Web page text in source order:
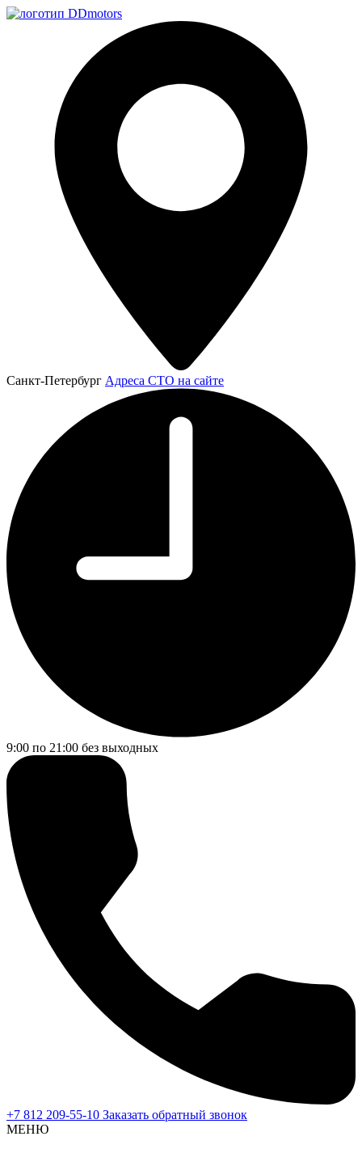
Санкт-Петербург Адреса СТО на сайте
9:00 по 21:00 без выходных
+7 812 209-55-10 Заказать обратный звонок
МЕНЮ